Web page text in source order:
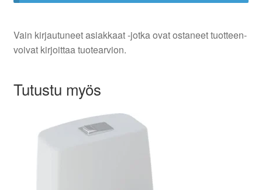
Vain kirjautuneet asiakkaat -jotka ovat ostaneet tuotteen-
voivat kirjoittaa tuotearvion.
Tutustu myös